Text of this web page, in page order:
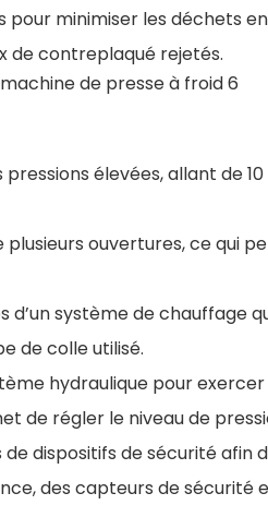
pour minimiser les déchets
de contreplaqué rejetés.
élevées, allant de
plusieurs ouvertures, ce
d’un système de
de colle utilisé.
hydraulique pour
de régler le niveau de
dispositifs de sécurité
des capteurs de